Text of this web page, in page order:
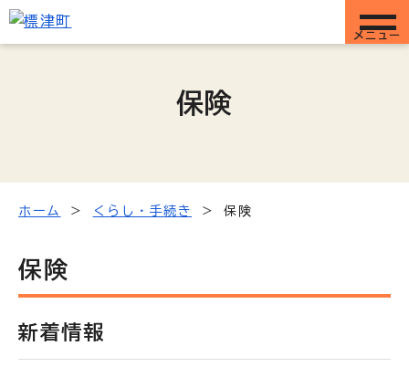
メニュー
保険
ホーム くらし・手続き 保険
保険
新着情報